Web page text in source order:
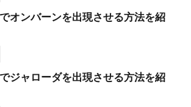
オンバーンを出現させる方法を紹
ジャローダを出現させる方法を紹